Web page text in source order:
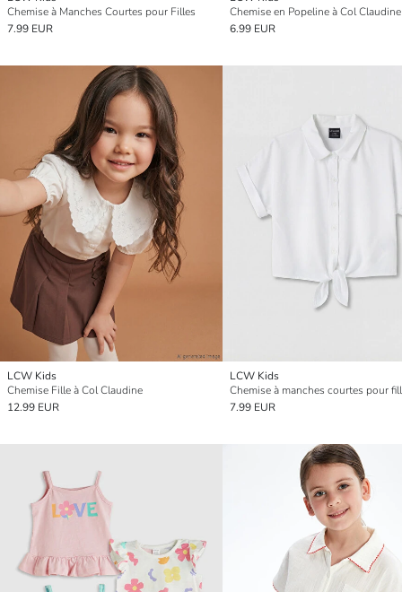
Chemise à Manches Courtes pour Filles
7.99 EUR
6.99 EUR
LCW Kids
Chemise Fille à Col Claudine
12.99 EUR
LCW Kids
Chemise à manches courtes pour
7.99 EUR